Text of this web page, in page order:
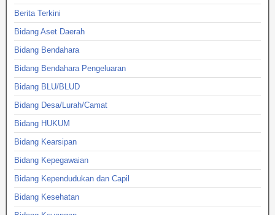
Berita Terkini
Bidang Aset Daerah
Bidang Bendahara
Bidang Bendahara Pengeluaran
Bidang BLU/BLUD
Bidang Desa/Lurah/Camat
Bidang HUKUM
Bidang Kearsipan
Bidang Kepegawaian
Bidang Kependudukan dan Capil
Bidang Kesehatan